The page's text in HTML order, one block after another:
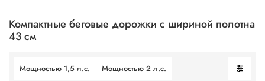
Компактные беговые дорожки с шириной полотна
43 см
Мощностью 1,5 л.с. Мощностью 2 л.с.
Без поручней
До 100 000
Мощность 4 л.с.
Мощность 5 л.с.
Для фитнес клубов
Для ходьбы